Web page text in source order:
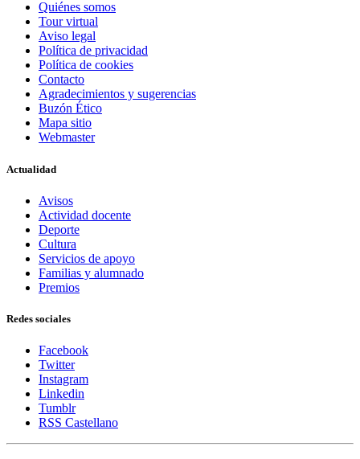
Quiénes somos
Tour virtual
Aviso legal
Política de privacidad
Política de cookies
Contacto
Agradecimientos y sugerencias
Buzón Ético
Mapa sitio
Webmaster
Actualidad
Avisos
Actividad docente
Deporte
Cultura
Servicios de apoyo
Familias y alumnado
Premios
Redes sociales
Facebook
Twitter
Instagram
Linkedin
Tumblr
RSS Castellano